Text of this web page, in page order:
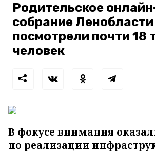
Родительское
собрание Ленобласти
посмотрели почти 18
человек
В фокусе внимания
по реализации